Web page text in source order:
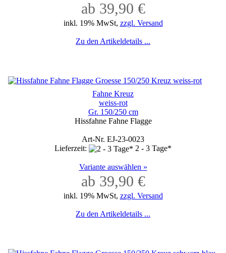
ab 39,90 €
inkl. 19% MwSt, zzgl. Versand
Zu den Artikeldetails ...
Fahne Kreuz
weiss-rot
Gr. 150/250 cm
Hissfahne Fahne Flagge
Art-Nr. EJ-23-0023
Lieferzeit:
2 - 3 Tage*
Variante auswählen »
ab 39,90 €
inkl. 19% MwSt, zzgl. Versand
Zu den Artikeldetails ...